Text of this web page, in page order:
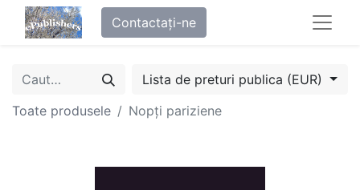
Contactați-ne
Lista de preturi publica (EUR)
Toate produsele
Nopți pariziene